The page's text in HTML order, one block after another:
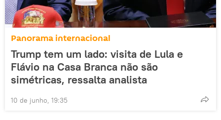
Panorama internacional
Trump tem um lado: visita de Lula e
Flávio na Casa Branca não são
simétricas, ressalta analista
10 de junho, 19:35